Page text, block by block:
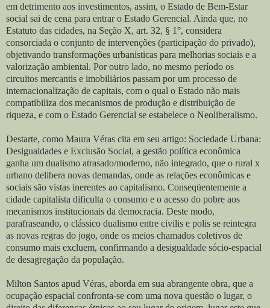
em detrimento aos investimentos, assim, o Estado de Bem-Estar
social sai de cena para entrar o Estado Gerencial. Ainda que, no
Estatuto das cidades, na Seção X, art. 32, § 1°, considera
consorciada o conjunto de intervenções (participação do privado),
objetivando transformações urbanísticas para melhorias sociais e a
valorização ambiental. Por outro lado, no mesmo período os
circuitos mercantis e imobiliários passam por um processo de
internacionalização de capitais, com o qual o Estado não mais
compatibiliza dos mecanismos de produção e distribuição de
riqueza, e com o Estado Gerencial se estabelece o Neoliberalismo.
Destarte, como Maura Véras cita em seu artigo: Sociedade Urbana:
Desigualdades e Exclusão Social, a gestão política econômica
ganha um dualismo atrasado/moderno, não integrado, que o rural x
urbano delibera novas demandas, onde as relações econômicas e
sociais são vistas inerentes ao capitalismo. Conseqüentemente a
cidade capitalista dificulta o consumo e o acesso do pobre aos
mecanismos institucionais da democracia. Deste modo,
parafraseando, o clássico dualismo entre civilis e polis se reintegra
as novas regras do jogo, onde os meios chamados coletivos de
consumo mais excluem, confirmando a desigualdade sócio-espacial
de desagregação da população.
Milton Santos apud Véras, aborda em sua abrangente obra, que a
ocupação espacial confronta-se com uma nova questão o lugar, o